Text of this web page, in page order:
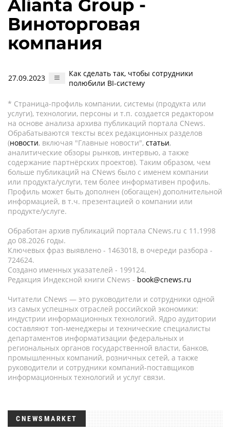
Alianta Group -
Виноторговая
компания
27.09.2023
Как сделать так, чтобы сотрудники
полюбили BI-систему
* Страница-профиль компании, системы (продукта или
услуги), технологии, персоны и т.п. создается редактором
на основе анализа архива публикаций портала CNews.
Обрабатываются тексты всех редакционных разделов
(новости, включая "Главные новости", статьи,
аналитические обзоры рынков, интервью, а также
содержание партнёрских проектов). Таким образом, чем
больше публикаций на CNews было с именем компании
или продукта/услуги, тем более информативен профиль.
Профиль может быть дополнен (обогащен) дополнительной
информацией, в т.ч. презентацией о компании или
продукте/услуге.
Обработан архив публикаций портала CNews.ru c 11.1998
до 08.2026 годы.
Ключевых фраз выявлено - 1463018, в очереди разбора -
724624.
Создано именных указателей - 199124.
Редакция Индексной книги CNews - book@cnews.ru
Читатели CNews — это руководители и сотрудники одной
из самых успешных отраслей российской экономики:
индустрии информационных технологий. Ядро аудитории
составляют топ-менеджеры и технические специалисты
департаментов информатизации федеральных и
региональных органов государственной власти, банков,
промышленных компаний, розничных сетей, а также
руководители и сотрудники компаний-поставщиков
информационных технологий и услуг связи.
CNEWSMARKET